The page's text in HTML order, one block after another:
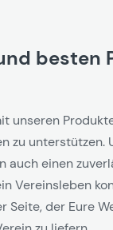
besten
unseren
zu unterstützen.
einen
Vereinsleben
Seite, der Eure